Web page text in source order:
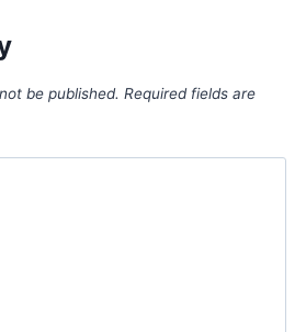
be published. Required fields are